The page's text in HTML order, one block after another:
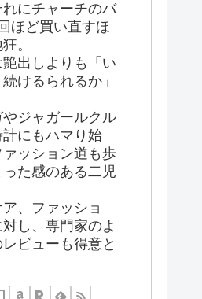
にチャーチのバ
ほど買い直すほ
。
出しよりも「い
けるられるか」
ジャガールクル
計にもハマり始
ッション道も歩
た感のある二児
、ファッショ
し、専門家のよ
ビューも得意と